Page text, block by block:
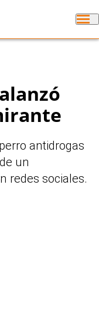
antidrogas
un
redes sociales.